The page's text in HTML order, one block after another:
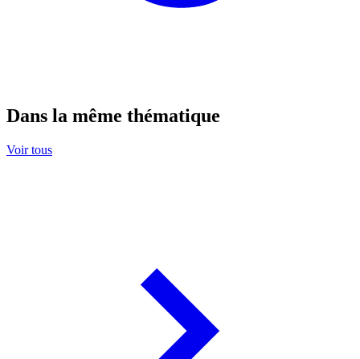
Dans la même thématique
Voir tous